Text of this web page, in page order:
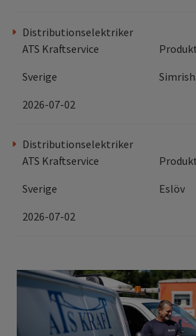
Distributionselektriker
ATS Kraftservice
Sverige
2026-07-02
Distributionselektriker
ATS Kraftservice
Sverige
Eslöv
2026-07-02